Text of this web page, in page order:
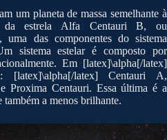
um planeta de massa semelhante à
estrela Alfa Centauri B, ou
uma das componentes do sistema
sistema estelar é composto por
Em [latex]\alpha[/latex]
[latex]\alpha[/latex] Centauri A,
Proxima Centauri. Essa última é a
a menos brilhante.